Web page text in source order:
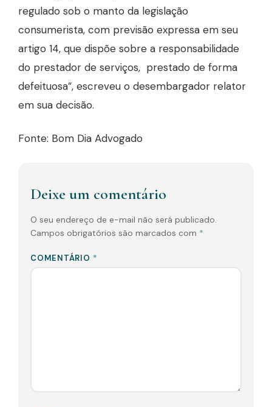
regulado sob o manto da legislação
consumerista, com previsão expressa em seu
artigo 14, que dispõe sobre a responsabilidade
do prestador de serviços, prestado de forma
defeituosa”, escreveu o desembargador relator
em sua decisão.
Fonte: Bom Dia Advogado
Deixe um comentário
O seu endereço de e-mail não será publicado.
Campos obrigatórios são marcados com *
COMENTÁRIO *